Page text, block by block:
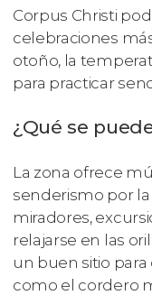
Corpus Christi
celebraciones
otoño, la
para practicar
¿Qué se
La zona ofrece
senderismo por la
miradores,
relajarse en las
un buen sitio
como el cordero